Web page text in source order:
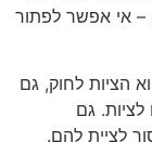
– אי אפשר לפתור
הציות לחוק, גם
גם
לציית להם.